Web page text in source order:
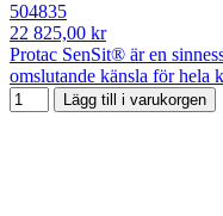
504835
22 825,00 kr
Protac SenSit® är en
omslutande känsla för hela
Lägg till i varukorgen